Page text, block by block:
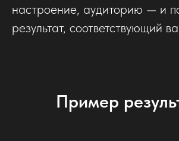
настроение, аудиторию — и
результат, соответствующий
Пример